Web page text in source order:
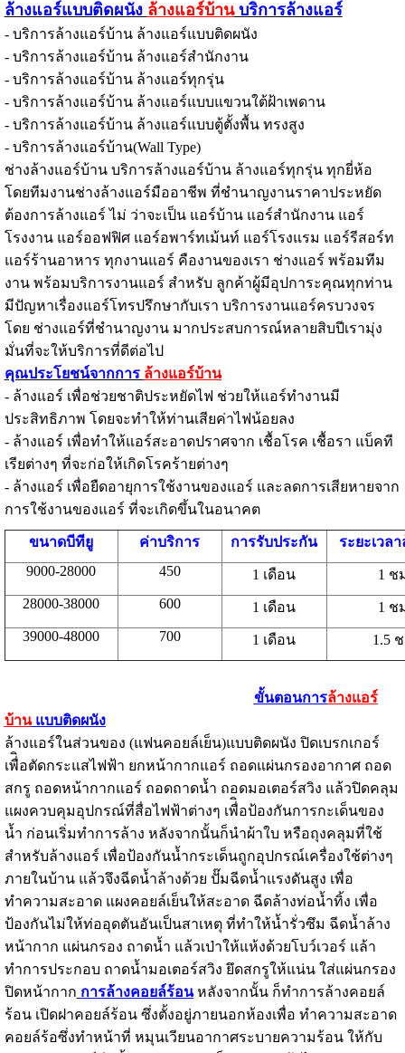
ล้างแอร์แบบติดผนัง ล้างแอร์บ้านบริการล้างแอร์
- บริการล้างแอร์บ้าน ล้างแอร์แบบติดผนัง
- บริการล้างแอร์บ้าน ล้างแอร์สำนักงาน
- บริการล้างแอร์บ้าน ล้างแอร์ทุกรุ่น
- บริการล้างแอร์บ้าน ล้างแอร์แบบแขวนใต้ฝ้าเพดาน
- บริการล้างแอร์บ้าน ล้างแอร์แบบตู้ตั้งพื้น ทรงสูง
- บริการล้างแอร์บ้าน(Wall Type)
ช่างล้างแอร์บ้าน บริการล้างแอร์บ้าน ล้างแอร์ทุกรุ่น ทุกยี่ห้อ
โดยทีมงานช่างล้างแอร์มืออาชีพ ที่ชำนาญงานราคาประหยัด
ต้องการล้างแอร์ ไม่ ว่าจะเป็น แอร์บ้าน แอร์สำนักงาน แอร์
โรงงาน แอร์ออฟฟิศ แอร์อพาร์ทเม้นท์ แอร์โรงแรม แอร์รีสอร์ท
แอร์ร้านอาหาร ทุกงานแอร์ คืองานของเรา ช่างแอร์ พร้อมทีม
งาน พร้อมบริการงานแอร์ สำหรับ ลูกค้าผู้มีอุปการะคุณทุกท่าน
มีปัญหาเรื่องแอร์โทรปรึกษากับเรา บริการงานแอร์ครบวงจร
โดย ช่างแอร์ที่ชำนาญงาน มากประสบการณ์หลายสิบปีเรามุ่ง
มั่นที่จะให้บริการที่ดีต่อไป
คุณประโยชน์จากการ ล้างแอร์บ้าน
- ล้างแอร์ เพื่อช่วยชาติประหยัดไฟ ช่วยให้แอร์ทำงานมี
ประสิทธิภาพ โดยจะทำให้ท่านเสียค่าไฟน้อยลง
- ล้างแอร์ เพื่อทำให้แอร์สะอาดปราศจาก เชื้อโรค เชื้อรา แบ็คที
เรียต่างๆ ที่จะก่อให้เกิดโรคร้ายต่างๆ
- ล้างแอร์ เพื่อยืดอายุการใช้งานของแอร์ และลดการเสียหายจาก
การใช้งานของแอร์ ที่จะเกิดขึ้นในอนาคต
ขนาดบีทียู ค่าบริการ การรับประกัน
ระยะเวล
9000-28000
450 1 เดือน
1 ช
28000-38000
600 1 เดือน
1 ช
39000-48000
700 1 เดือน 1.5
ขั้นตอนการล้างแอร์
บ้านแบบติดผนัง
ล้างแอร์ในส่วนของ (แฟนคอยล์เย็น)แบบติดผนัง ปิดเบรกเกอร์
เพื่ิอตัดกระแสไฟฟ้า ยกหน้ากากแอร์ ถอดแผ่นกรองอากาศ ถอด
สกรู ถอดหน้ากากแอร์ ถอดถาดน้ำ ถอดมอเตอร์สวิง แล้วปิดคลุม
แผงควบคุมอุปกรณ์ที่สื่อไฟฟ้าต่างๆ เพื่ิอป้องกันการกะเด็นของ
น้ำ ก่อนเริ่มทำการล้าง หลังจากนั้นก็นำผ้าใบ หรือถุงคลุมที่ใช้
สำหรับล้างแอร์ เพื่อป้องกันน้ำกระเด็นถูกอุปกรณ์เครื่องใช้ต่างๆ
ภายในบ้าน แล้วจึงฉีดน้ำล้างด้วย ปั๊มฉีดน้ำแรงดันสูง เพื่อ
ทำความสะอาด แผงคอยล์เย็นให้สะอาด ฉีดล้างท่อน้ำทิ้ง เพื่อ
ป้องกันไม่ให้ท่ออุดตันอันเป็นสาเหตุ ที่ทำให้น้ำรั่วซึม ฉีดน้ำล้าง
หน้ากาก แผ่นกรอง ถาดน้ำ แล้วเป่าให้แห้งด้วยโบว์เวอร์ แล้า
ทำการประกอบ ถาดน้ำมอเตอร์สวิง ยึดสกรูให้แน่น ใส่แผ่นกรอง
ปิดหน้ากาก การล้างคอยล์ร้อนหลังจากนั้น ก็ทำการล้างคอยล์
ร้อน เปิดฝาคอยล์ร้อน ซึ่งตั้งอยู่ภายนอกห้องเพื่อ ทำความสะอาด
คอยล์ร้อซึ่งทำหน้าที่ หมุนเวียนอากาศระบายความร้อน ให้กับ